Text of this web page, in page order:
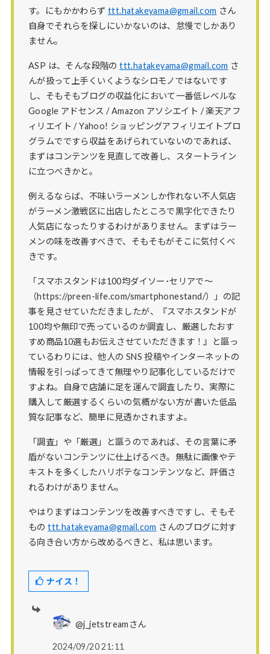
す。にもかかわらず ttt.hatakeyama@gmail.com さん
自身でそれらを探しにいかないのは、怠慢でしかあり
ません。
ASP は、そんな段階のttt.hatakeyama@gmail.com さ
んが扱って上手くいくようなシロモノではないです
し、そもそもブログの収益化において一番低レベルな
Google アドセンス / Amazon アソシエイト / 楽天アフ
ィリエイト / Yahoo! ショッピングアフィリエイトプロ
グラムでですら収益をあげられていないのであれば、
まずはコンテンツを見直して改善し、スタートライン
に立つべきかと。
例えるならば、不味いラーメンしか作れない不人気店
がラーメン激戦区に出店したところで黒字化できたり
人気店になったりするわけがありません。まずはラー
メンの味を改善すべきで、そもそもがそこに気付くべ
きです。
「スマホスタンドは100均ダイソー･セリアで～
（https://preen-life.com/smartphonestand/）」の記
事を見させていただきましたが、『スマホスタンドが
100均や無印で売っているのか調査し、厳選したおす
すめ商品10選もお伝えさせていただきます！』と謳っ
ているわりには、他人の SNS 投稿やインターネットの
情報を引っぱってきて無理やり記事化しているだけで
すよね。自身で店舗に足を運んで調査したり、実際に
購入して厳選するくらいの気概がない方が書いた低品
質な記事など、簡単に見透かされますよ。
「調査」や「厳選」と謳うのであれば、その言葉に矛
盾がないコンテンツに仕上げるべき。無駄に画像やテ
キストを多くしたハリボテなコンテンツなど、評価さ
れるわけがありません。
やはりまずはコンテンツを改善すべきですし、そもそ
ものttt.hatakeyama@gmail.com さんのブログに対す
る向き合い方から改めるべきと、私は思います。
ナイス！
@j_jetstreamさん
2024/09/20 21:11